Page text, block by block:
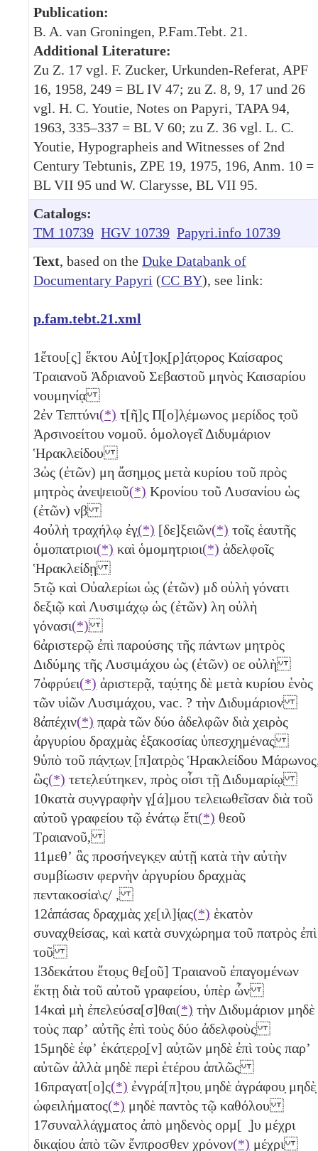
Publication:
B. A. van Groningen, P.Fam.Tebt. 21.
Additional Literature:
Zu Z. 17 vgl. F. Zucker, Urkunden-Referat, APF
16, 1958, 249 = BL IV 47; zu Z. 8, 9, 17 und 26
vgl. H. C. Youtie, Notes on Papyri, TAPA 94,
1963, 335–337 = BL V 60; zu Z. 36 vgl. L. C.
Youtie, Hypographeis and Witnesses of 2nd
Century Tebtunis, ZPE 19, 1975, 196, Anm. 10 =
BL VII 95 und W. Clarysse, BL VII 95.
Catalogs:
TM 10739 HGV 10739 Papyri.info 10739
Text, based on the Duke Databank of
Documentary Papyri (CC BY), see link:
p.fam.tebt.21.xml
1ἔτου[ς] ἕκτου Αὐ̣[τ]ο̣κ̣[ρ]άτ̣ορος Καίσαρος
Τραιανοῦ Ἁδριανοῦ Σεβαστοῦ μηνὸς Καισαρίου
νουμηνίᾳ
2ἐν Τεπτύνι(*) τ[ῆ]ς̣ Π[ο]λ̣έμωνος μερίδος τ̣οῦ
Ἀρσινοείτου νομοῦ. ὁμολογεῖ Διδυμάριον
Ἡρακλείδου
3ὡς (ἐτῶν) μη ἄσημ̣ος̣ μετὰ κυρίου τοῦ πρὸς
μητρὸς ἀνεψειοῦ(*) Κρονίου τοῦ Λυσανίου ὡς
(ἐτῶν) νβ
4οὐλὴ τραχήλῳ ἐγ̣(*) [δε]ξειῶν(*) τοῖς ἑαυτῆς
ὁμοπατριοι(*) καὶ ὁμομητριοι(*) ἀδελφοῖς
Ἡρακλείδῃ
5τῷ καὶ Οὐαλερίωι ὡ̣ς (ἐτῶν) μδ οὐλὴ γόνατι
δεξιῷ καὶ Λυσιμάχῳ ὡς (ἐτῶν) λη οὐλὴ
γόνασι(*)
6ἀριστερῷ ἐπὶ παρούσης τῆς πάντων μητρὸς
Διδύμης τῆς Λυσιμάχου ὡς (ἐτῶν) οε οὐλὴ
7ὀφρύει(*) ἀριστερᾷ, τα̣ύ̣της δὲ μετὰ κυρίου ἑνὸς
τῶν υἱῶν Λυσιμάχου, vac. ? τὴν Διδυμάριον
8ἀπέχιν(*) π̣αρὰ τῶν δύο ἀδελφῶν διὰ χειρὸς
ἀργυρίου δραχμὰς ἑξακοσίας ὑπεσχ̣ημένας
9ὑπὸ τοῦ πά̣ν̣τ̣ω̣ν̣ [π]ατρ̣ὸς Ἡρακλείδου
ὣς(*) τετε̣λεύτηκεν, πρὸς οἷσι τῇ Διδυμαρίῳ
10κατὰ συ̣νγραφὴν γ̣[ά]μου τελειωθεῖσαν διὰ τοῦ
αὐτοῦ γραφείου τῷ ἐνάτῳ ἔτι(*) θεοῦ
Τραιανοῦ,
11μεθʼ ἃς προσήνεγκ̣ε̣ν αὐτῇ κατὰ τὴν αὐτὴν
συμβίωσιν φερνὴν ἀργυρίου δραχμὰς
πεντακοσία\ς/ ,
12ἁπάσας δραχμὰς χε[ιλ]ί̣ας(*) ἑκατὸν
συναχθείσας, καὶ κατὰ συνχώρημα τοῦ πατρὸς ἐπὶ
τοῦ
13δεκάτου ἔτο̣υς θε̣[οῦ] Τραιανοῦ ἐπαγομένων
ἕκτῃ διὰ τοῦ αὐτοῦ γραφείου, ὑπὲρ ὧν
14καὶ μὴ ἐπελεύσα[σ]θαι(*) τὴν Διδυμάριον μηδὲ
τοὺς παρʼ αὐτῆς ἐπὶ τοὺς δύο ἀδελφοὺς
15μηδὲ ἐφʼ ἑκάτ̣ερ̣ο̣[ν] αὐ̣τῶν μηδὲ ἐπὶ τοὺς παρʼ
αὐτῶν ἀλλὰ μηδὲ περὶ ἑτέρου ἁπλῶς
16πραγατ[ο]ς(*) ἐνγρά[π]τ̣ου̣ μηδὲ ἀγράφου̣ μηδὲ̣
ὠφειλήματος(*) μηδὲ παντὸς τῷ καθόλου
17συναλλά̣γ̣ματος ἀπὸ μηδενὸς ορμ[ ̣]υ μέχρι
δικα̣ίου ἀπὸ τῶν ἔνπροσθεν χρόνον(*) μέχρι